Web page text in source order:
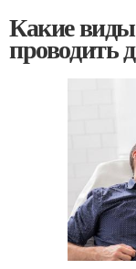
Какие
проводить